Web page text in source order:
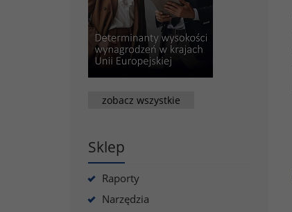
zobacz wszystkie
Sklep
Raporty
Narzędzia